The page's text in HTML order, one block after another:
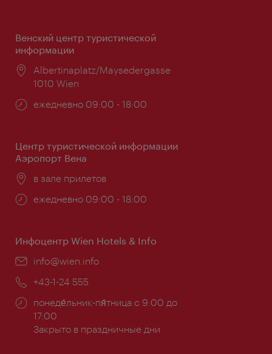
Венский центр туристической
информации
Расположение:
Albertinaplatz/Maysedergasse
1010 Wien
Часы
ежедневно 09:00 - 18:00
Центр туристической информации
Аэропорт Вена
Расположение:
в зале прилетов
Часы
ежедневно 09:00 - 18:00
Инфоцентр Wien Hotels & Info
Эл.
info@wien.info
Телефон:
+43-1-24 555
Часы
работы:
понеде́льник-пя́тница с 9:00 до
17:00
Закрыто в праздничные дни